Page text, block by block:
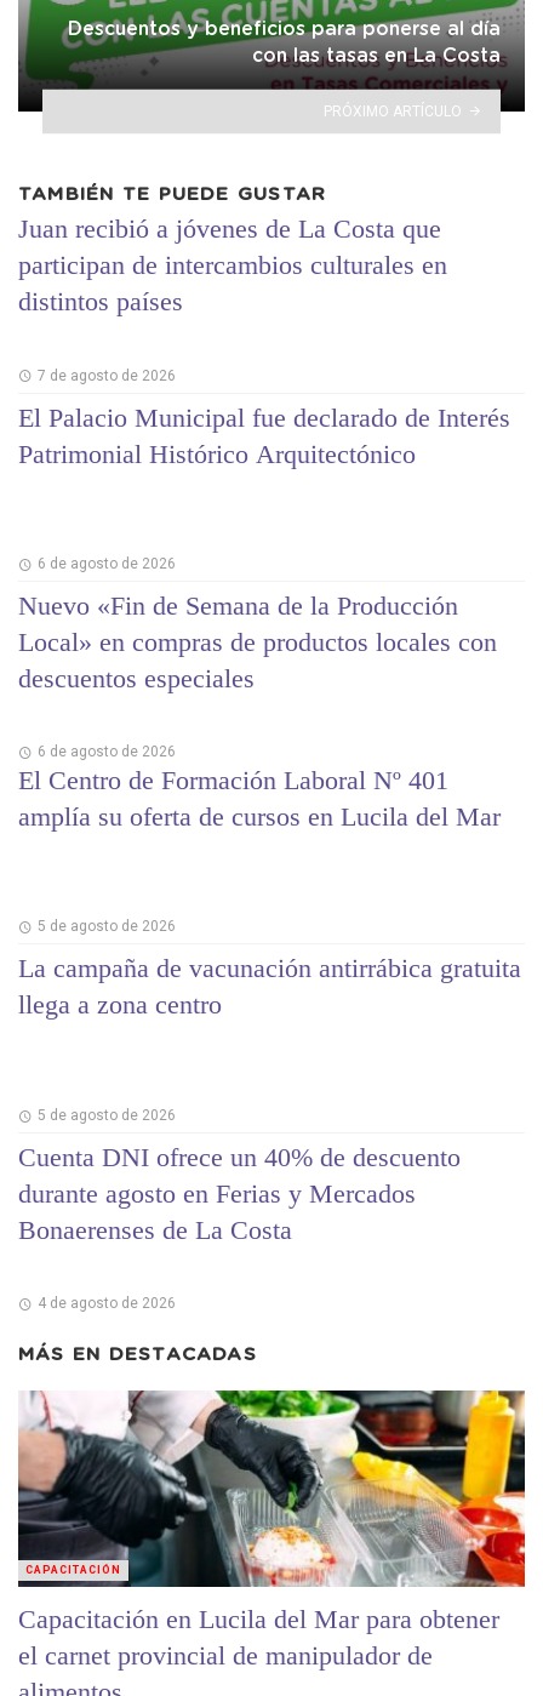
Descuentos y beneficios para ponerse al día
con las tasas en La Costa
PRÓXIMO ARTÍCULO
TAMBIÉN TE PUEDE GUSTAR
Juan recibió a jóvenes de La Costa que
participan de intercambios culturales en
distintos países
7 de agosto de 2026
El Palacio Municipal fue declarado de Interés
Patrimonial Histórico Arquitectónico
6 de agosto de 2026
Nuevo «Fin de Semana de la Producción
Local» en compras de productos locales con
descuentos especiales
6 de agosto de 2026
El Centro de Formación Laboral Nº 401
amplía su oferta de cursos en Lucila del Mar
5 de agosto de 2026
La campaña de vacunación antirrábica gratuita
llega a zona centro
5 de agosto de 2026
Cuenta DNI ofrece un 40% de descuento
durante agosto en Ferias y Mercados
Bonaerenses de La Costa
4 de agosto de 2026
MÁS EN DESTACADAS
Capacitación en Lucila del Mar para obtener
el carnet provincial de manipulador de
CAPACITACIÓN